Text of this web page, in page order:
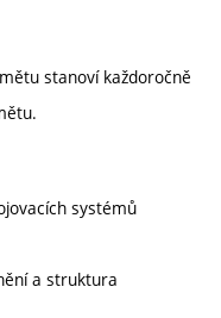
stanoví každoročně
systémů
a struktura